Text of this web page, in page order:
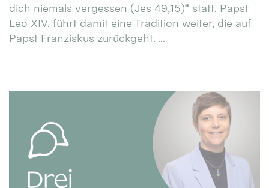
dich niemals vergessen (Jes 49,15)“ statt. Papst
Leo XIV. führt damit eine Tradition weiter, die auf
Papst Franziskus zurückgeht. ...